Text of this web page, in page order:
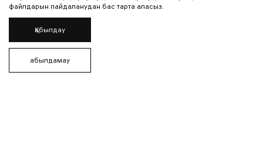
Дилер табу
файлдарын пайдаланудан бас тарта аласыз.
Қабылдау
Қабылдамау